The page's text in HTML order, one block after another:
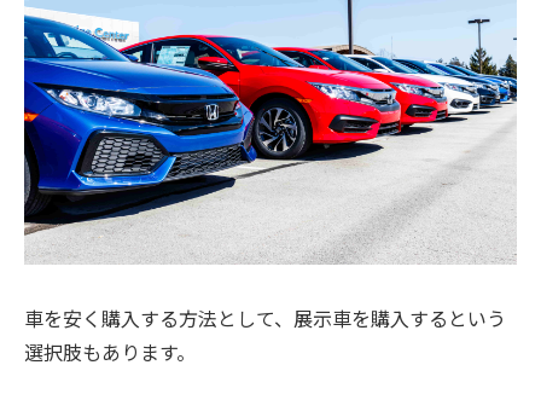
車を安く購入する方法として、展示車を購入するという
選択肢もあります。